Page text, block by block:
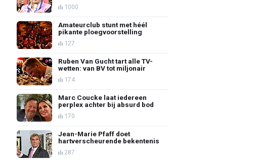
1000
Amateurclub stunt met héél
pikante ploegvoorstelling
127
Ruben Van Gucht tart alle TV-
wetten: van BV tot miljonair
174
Marc Coucke laat iedereen
perplex achter bij absurd bod
170
Jean-Marie Pfaff doet
hartverscheurende bekentenis
287